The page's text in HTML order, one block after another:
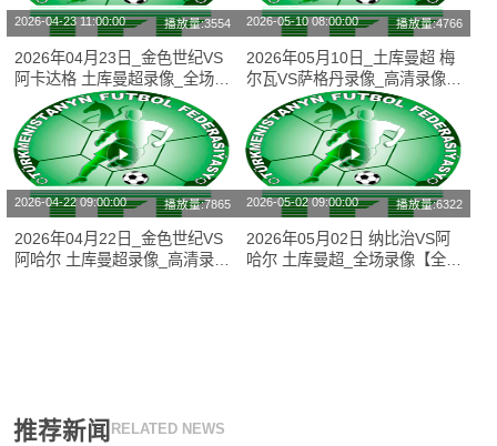
2026-04-23 11:00:00 播放量:3554
2026年04月23日_金色世纪VS
阿卡达格 土库曼超录像_全场录
像【视频集锦】
2026-05-10 08:00:00 播放量:4766
2026年05月10日_土库曼超 梅
尔瓦VS萨格丹录像_高清录像
【全场回放】
2026-04-22 09:00:00 播放量:7865
2026年04月22日_金色世纪VS
阿哈尔 土库曼超录像_高清录像
2026-05-02 09:00:00 播放量:6322
2026年05月02日 纳比治VS阿
哈尔 土库曼超_全场录像【全场
推荐新闻 RELATED NEWS